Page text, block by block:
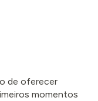
de oferecer
momentos